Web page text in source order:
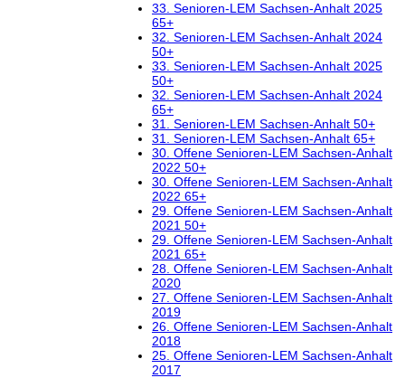
33. Senioren-LEM Sachsen-Anhalt 2025
65+
32. Senioren-LEM Sachsen-Anhalt 2024
50+
33. Senioren-LEM Sachsen-Anhalt 2025
50+
32. Senioren-LEM Sachsen-Anhalt 2024
65+
31. Senioren-LEM Sachsen-Anhalt 50+
31. Senioren-LEM Sachsen-Anhalt 65+
30. Offene Senioren-LEM Sachsen-Anhalt
2022 50+
30. Offene Senioren-LEM Sachsen-Anhalt
2022 65+
29. Offene Senioren-LEM Sachsen-Anhalt
2021 50+
29. Offene Senioren-LEM Sachsen-Anhalt
2021 65+
28. Offene Senioren-LEM Sachsen-Anhalt
2020
27. Offene Senioren-LEM Sachsen-Anhalt
2019
26. Offene Senioren-LEM Sachsen-Anhalt
2018
25. Offene Senioren-LEM Sachsen-Anhalt
2017